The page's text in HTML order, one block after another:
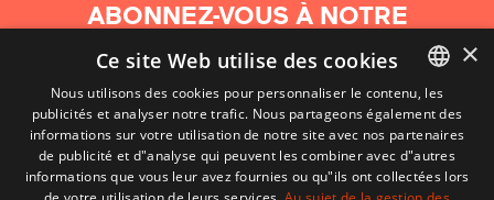
ABONNEZ-VOUS À NOTRE
NEWSLETTER
S'abonner
BASQUE
FRENCH
×
Ce site Web utilise des cookies
Nous utilisons des cookies pour personnaliser le contenu, les
publicités et analyser notre trafic. Nous partageons également des
informations sur votre utilisation de notre site avec nos partenaires
de publicité et d"analyse qui peuvent les combiner avec d"autres
informations que vous leur avez fournies ou qu"ils ont collectées lors